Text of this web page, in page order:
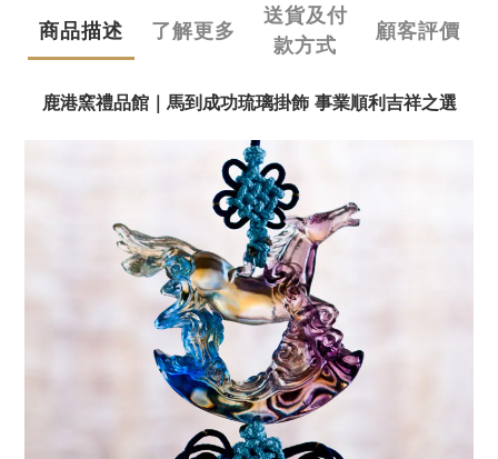
商品描述 了解更多
送貨及付
款方式
顧客評價
鹿港窯禮品館｜馬到成功琉璃掛飾 事業順利吉祥之選